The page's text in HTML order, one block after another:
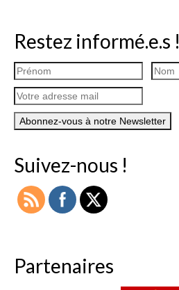
Restez informé.e.s !
Suivez-nous !
Partenaires